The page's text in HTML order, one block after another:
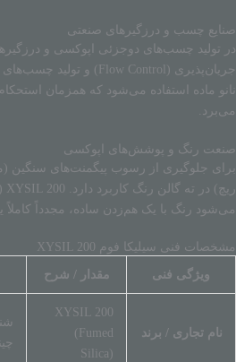
صنایع چسب و درزگیرهای صنعتی
در تولید چسب‌های دوجزئی اپوکسی و
نانو ماده استفاده می‌شود که همزمان
می‌برد.
صنعت رنگ و پوشش‌های اپوکسی
برای جلوگیری از رسوب پیگمنت‌های سنگین
می‌شود رنگ با یک هم‌زدن ساده، مجدداً
مشخصات فنی سیلیکا فوم XYSIL 200
ویژگی فنی مقدار / شرح
نام تجاری / برند
XYSIL 200
(Fumed
Silica)